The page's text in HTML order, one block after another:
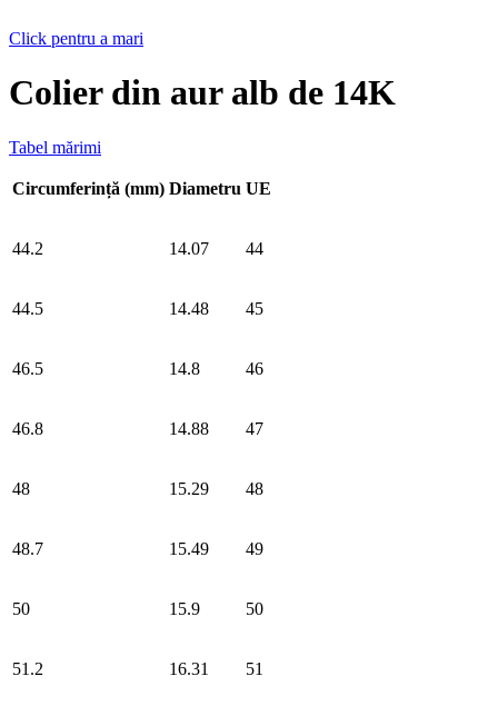
Click pentru a mari
Colier din aur alb de 14K
Tabel mărimi
Circumferință (mm) Diametru UE
44.2 14.07 44
44.5 14.48 45
46.5 14.8 46
46.8 14.88 47
48 15.29 48
48.7 15.49 49
50 15.9 50
51.2 16.31 51